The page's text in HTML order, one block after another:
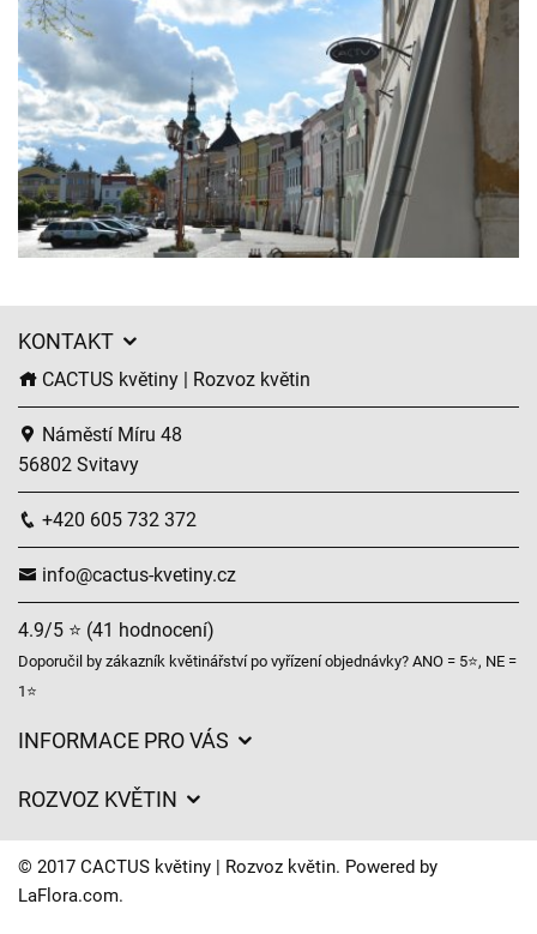
KONTAKT
CACTUS květiny | Rozvoz květin
Náměstí Míru 48
56802 Svitavy
+420 605 732 372
info@cactus-kvetiny.cz
4.9/5 ⭐ (41 hodnocení)
Doporučil by zákazník květinářství po vyřízení objednávky? ANO = 5⭐, NE =
1⭐
INFORMACE PRO VÁS
Často kladené dotazy
Časy doručení květin – přehled možností
ROZVOZ KVĚTIN
Ceny za doručení
O nás
© 2017 CACTUS květiny | Rozvoz květin. Powered by
LaFlora.com.